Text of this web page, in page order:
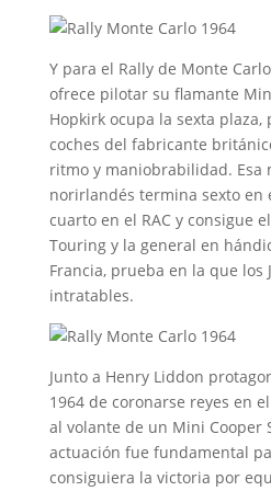
Y para el Rally de Monte
ofrece pilotar su flamante
Hopkirk ocupa la sexta plaza,
coches del fabricante
ritmo y maniobrabilidad. Esa
norirlandés termina sexto en
cuarto en el RAC y consigue
Touring y la general en
Francia, prueba en la que los
intratables.
Junto a Henry Liddon
1964 de coronarse reyes en
al volante de un Mini Cooper
actuación fue fundamental
consiguiera la victoria por